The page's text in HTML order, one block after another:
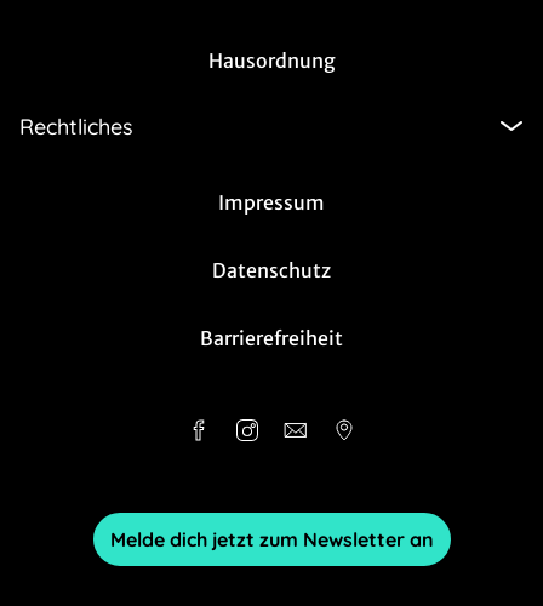
Hausordnung
Rechtliches
Impressum
Datenschutz
Barrierefreiheit
Melde dich jetzt zum Newsletter an